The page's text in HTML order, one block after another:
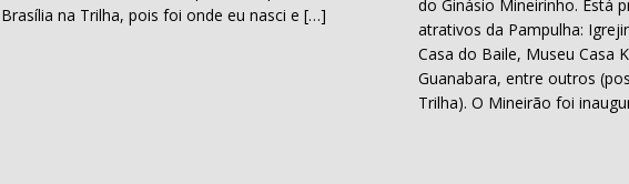
Brasília na Trilha, pois foi onde eu nasci e […]
do Ginásio Mineirinho. Está
atrativos da Pampulha:
Casa do Baile, Museu Casa
Guanabara, entre outros
Trilha). O Mineirão foi